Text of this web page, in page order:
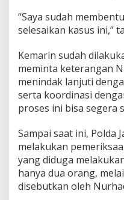
“Saya sudah
selesaikan kasus ini,”
Kemarin sudah
meminta keterangan
menindak lanjuti
serta koordinasi
proses ini bisa segera
Sampai saat ini, Polda
melakukan
yang diduga
hanya dua orang,
disebutkan oleh